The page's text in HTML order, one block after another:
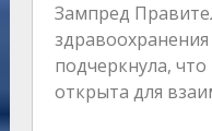
Зампред
подчеркнула,
открыта для